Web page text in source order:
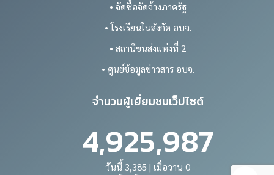
• จัดซื้อจัดจ้างภาครัฐ
• โรงเรียนในสังกัด อบจ.
• สถานีขนส่งแห่งที่ 2
• ศูนย์ข้อมูลข่าวสาร อบจ.
จำนวนผู้เยี่ยมชมเว็ปไซต์
4,925,987
วันนี้ 3,385 | เมื่อวาน 0